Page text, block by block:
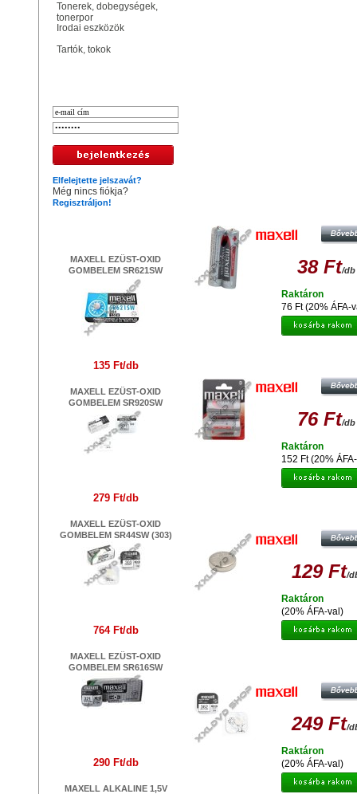
Tonerek, dobegységek,
tonerpor
Irodai eszközök
Tartók, tokok
Elfelejtette jelszavát?
Még nincs fiókja?
Regisztráljon!
MAXELL EZÜST-OXID
GOMBELEM SR621SW
135 Ft/db
MAXELL EZÜST-OXID
GOMBELEM SR920SW
279 Ft/db
MAXELL EZÜST-OXID
GOMBELEM SR44SW (303)
764 Ft/db
MAXELL EZÜST-OXID
GOMBELEM SR616SW
290 Ft/db
MAXELL ALKALINE 1,5V
38 Ft/db
76 Ft (20% ÁFA-
Raktáron
76 Ft/db
152 Ft (20%
Raktáron
129 Ft/
(20% ÁFA-val)
Raktáron
249 Ft/
(20% ÁFA-val)
Raktáron